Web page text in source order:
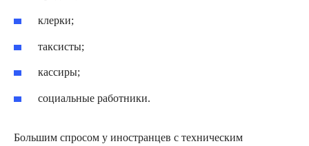
клерки;
таксисты;
кассиры;
социальные работники.
Большим спросом у иностранцев с техническим